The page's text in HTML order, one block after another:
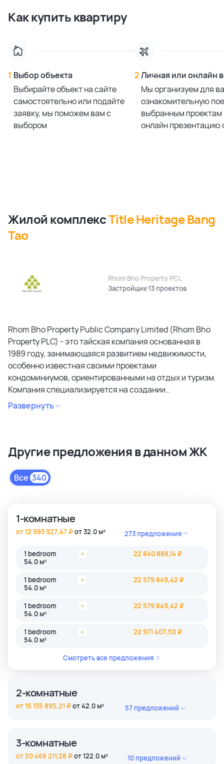
Как купить квартиру
1 Выбор объекта
Выбирайте объект на сайте
самостоятельно или подайте
заявку, мы поможем вам с
выбором
2Личная или онлайн
Мы организуем для
ознакомительную
выбранным проектам
онлайн презентацию
Жилой комплексTitle Heritage Bang
Tao
Rhom Bho Property PCL
Застройщик13 проектов
Rhom Bho Property Public Company Limited (Rhom Bho
Property PLC) - это тайская компания основанная в
1989 году, занимающаяся развитием недвижимости,
особенно известная своими проектами
кондоминиумов, ориентированными на отдых и туризм.
Компания специализируется на создании
кондоминиумов в привлекательных районах, уделяя
особое внимание дизайну, качеству строительства и
коммерческих объектах и жилой недвижимости
высокого качества в сегментах недвижимости
премиального и среднего класса. Среди районов
застройки как престижные комьюнити Бангкока, так и
Развернуть
Другие предложения в данном ЖК
Все 340
1-комнатные
от 32.0 м²
от 12 993 927,47 ₽ 273 предложения
1 bedroom
54.0 м²
22 840 888,14 ₽
1 bedroom
54.0 м²
22 579 849,42 ₽
1 bedroom
54.0 м²
22 579 849,42 ₽
1 bedroom
54.0 м²
22 971 407,50 ₽
Смотреть все предложения
2-комнатные
от 42.0 м²
от 15 135 895,21 ₽ 57 предложений
2 bedroom
32 912 632,15 ₽
3-комнатные
от 122.0 м²
от 50 468 211,28 ₽ 10 предложений